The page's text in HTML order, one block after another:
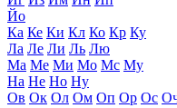
Йо
Ка Ке Ки Кл Ко Кр Ку
Ла Ле Ли Ль Лю
Ма Ме Ми Мо Мс Му
На Не Но Ну
Ов Ок Ол Ом Оп Ор Ос